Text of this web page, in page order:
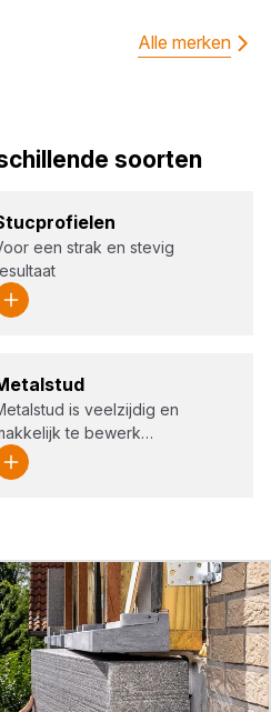
Alle merken
soorten
een strak en stevig
is veelzijdig en
te bewerk…